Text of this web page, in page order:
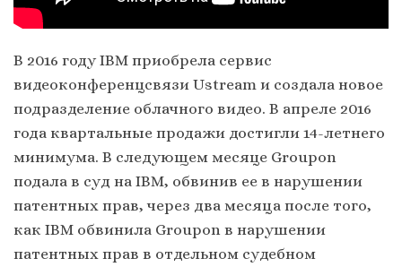
В 2016 году IBM приобрела сервис
видеоконференцсвязи Ustream и создала новое
подразделение облачного видео. В апреле 2016
года квартальные продажи достигли 14-летнего
минимума. В следующем месяце Groupon
подала в суд на IBM, обвинив ее в нарушении
патентных прав, через два месяца после того,
как IBM обвинила Groupon в нарушении
патентных прав в отдельном судебном